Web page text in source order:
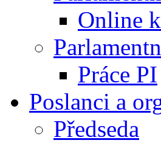
Online
Práce PI
Poslanci a
Předseda